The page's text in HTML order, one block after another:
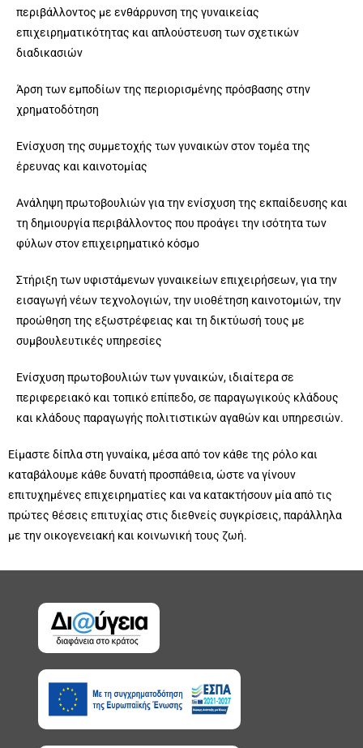
περιβάλλοντος με ενθάρρυνση της γυναικείας
επιχειρηματικότητας και απλούστευση των σχετικών
διαδικασιών
Άρση των εμποδίων της περιορισμένης πρόσβασης στην
χρηματοδότηση
Ενίσχυση της συμμετοχής των γυναικών στον τομέα της
έρευνας και καινοτομίας
Ανάληψη πρωτοβουλιών για την ενίσχυση της εκπαίδευσης και
τη δημιουργία περιβάλλοντος που προάγει την ισότητα των
φύλων στον επιχειρηματικό κόσμο
Στήριξη των υφιστάμενων γυναικείων επιχειρήσεων, για την
εισαγωγή νέων τεχνολογιών, την υιοθέτηση καινοτομιών, την
προώθηση της εξωστρέφειας και τη δικτύωσή τους με
συμβουλευτικές υπηρεσίες
Ενίσχυση πρωτοβουλιών των γυναικών, ιδιαίτερα σε
περιφερειακό και τοπικό επίπεδο, σε παραγωγικούς κλάδους
και κλάδους παραγωγής πολιτιστικών αγαθών και υπηρεσιών.
Είμαστε δίπλα στη γυναίκα, μέσα από τον κάθε της ρόλο και
καταβάλουμε κάθε δυνατή προσπάθεια, ώστε να γίνουν
επιτυχημένες επιχειρηματίες και να κατακτήσουν μία από τις
πρώτες θέσεις επιτυχίας στις διεθνείς συγκρίσεις, παράλληλα
με την οικογενειακή και κοινωνική τους ζωή.